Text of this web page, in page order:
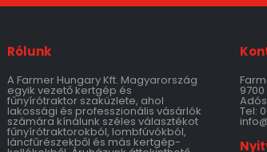
Rólunk
A Farmer Hungary Kft. Magyarország
egyik vezető kertgép és
fűnyírótraktor szaküzlete, ahol
lakossági és professzionális vásárlók
számára kínálunk széles választékot
fűnyírótraktorokból, lombfúvókból,
láncfűrészekből és más kertgép-
Tel: